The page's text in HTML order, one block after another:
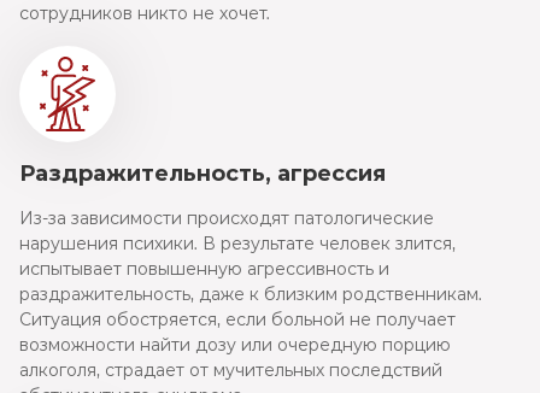
сотрудников никто не хочет.
Раздражительность, агрессия
Из-за зависимости происходят патологические
нарушения психики. В результате человек злится,
испытывает повышенную агрессивность и
раздражительность, даже к близким родственникам.
Ситуация обостряется, если больной не получает
возможности найти дозу или очередную порцию
алкоголя, страдает от мучительных последствий